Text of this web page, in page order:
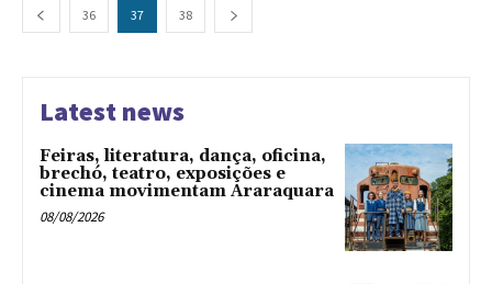
36 37 38
Latest news
Feiras, literatura, dança, oficina,
brechó, teatro, exposições e
cinema movimentam Araraquara
08/08/2026